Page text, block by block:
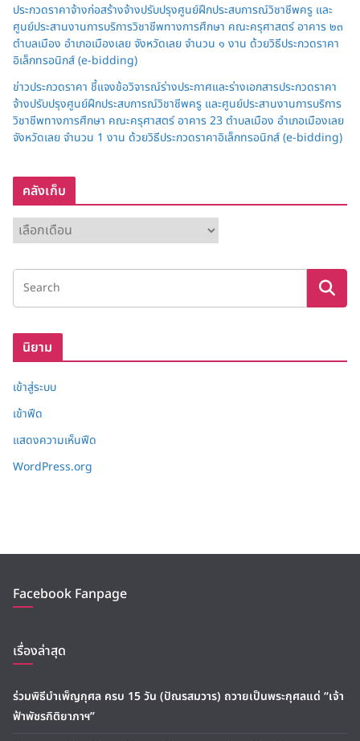
ประกวดราคาจ้างก่อสร้างจ้างปรับปรุงศูนย์ฝึกประสบการณ์วิชาชีพครู และ
ศูนย์ประสานงานการบริการวิชาชีพทางการศึกษา คณะครุศาสตร์ อาคาร ๒๓
ตำบลเมือง อำเภอเมืองเลย จังหวัดเลย จำนวน ๑ งาน ด้วยวิธีประกวดราคา
อิเล็กทรอนิกส์ (e-bidding)
ข่าวประกวดราคา ชี้แจงข้อวิจารณ์ร่างประกาศและร่างเอกสารประกวดราคา
จ้างปรับปรุงศูนย์ฝึกประสบการณ์วิชาชีพครู และศูนย์ประสานงานการบริการ
วิชาชีพทางการศึกษา คณะครุศาสตร์ อาคาร 23 ตำบลเมือง อำเภอเมืองเลย
จังหวัดเลย จำนวน 1 งาน ด้วยวิธีประกวดราคาอิเล็กทรอนิกส์ (e-bidding)
คลังเก็บ
ลั
ง
ก็
นิยาม
เข้าสู่ระบบ
เข้าฟีด
แสดงความเห็นฟีด
WordPress.org
Facebook Fanpage
เรื่องล่าสุด
ร่วมพิธีบำเพ็ญกุศล ครบ 15 วัน (ปัณรสมวาร) ถวายเป็นพระกุศลแด่ “เจ้า
ฟ้าพัชรกิติยาภาฯ”